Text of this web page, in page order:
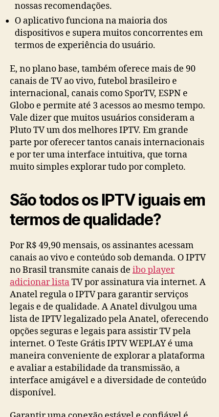
nossas recomendações.
O aplicativo funciona na maioria dos
dispositivos e supera muitos concorrentes em
termos de experiência do usuário.
E, no plano base, também oferece mais de 90
canais de TV ao vivo, futebol brasileiro e
internacional, canais como SporTV, ESPN e
Globo e permite até 3 acessos ao mesmo tempo.
Vale dizer que muitos usuários consideram a
Pluto TV um dos melhores IPTV. Em grande
parte por oferecer tantos canais internacionais
e por ter uma interface intuitiva, que torna
muito simples explorar tudo por completo.
São todos os IPTV iguais em
termos de qualidade?
Por R$ 49,90 mensais, os assinantes acessam
canais ao vivo e conteúdo sob demanda. O IPTV
no Brasil transmite canais de ibo player
adicionar listaTV por assinatura via internet. A
Anatel regula o IPTV para garantir serviços
legais e de qualidade. A Anatel divulgou uma
lista de IPTV legalizado pela Anatel, oferecendo
opções seguras e legais para assistir TV pela
internet. O Teste Grátis IPTV WEPLAY é uma
maneira conveniente de explorar a plataforma
e avaliar a estabilidade da transmissão, a
interface amigável e a diversidade de conteúdo
disponível.